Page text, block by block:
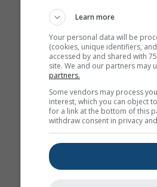
Learn more
Your personal data will be
(cookies, unique identifiers,
accessed by and shared with
site. We and our partners may
partners.
Some vendors may process
interest, which you can object
for a link at the bottom of this
withdraw consent in privacy